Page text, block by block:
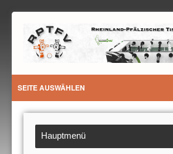
Hauptmenü